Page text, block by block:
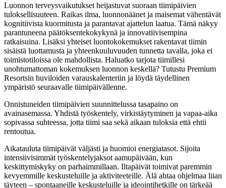
Luonnon terveysvaikutukset heijastuvat suoraan tiimipäivien
tuloksellisuuteen. Raikas ilma, luonnonäänet ja maisemat vähentävät
kognitiivista kuormitusta ja parantavat ajattelun laatua. Tämä näkyy
parantuneena päätöksentekokykynä ja innovatiivisempina
ratkaisuina. Lisäksi yhteiset luontokokemukset rakentavat tiimin
sisäistä luottamusta ja yhteenkuuluvuuden tunnetta tavalla, joka ei
toimistotiloissa ole mahdollista. Haluatko tarjota tiimillesi
unohtumattoman kokemuksen luonnon keskellä? Tutustu Premium
Resortsin huviloiden varauskalenteriin ja löydä täydellinen
ympäristö seuraavalle tiimipäivällenne.
Onnistuneiden tiimipäivien suunnittelussa tasapaino on
avainasemassa. Yhdistä työskentely, virkistäytyminen ja vapaa-aika
sopivassa suhteessa, jotta tiimi saa sekä aikaan tuloksia että ehtii
rentoutua.
Aikatauluta tiimipäivät väljästi ja huomioi energiatasot. Sijoita
intensiivisimmät työskentelyjaksot aamupäivään, kun
keskittymiskyky on parhaimmillaan. Iltapäivät toimivat paremmin
kevyemmille keskusteluille ja aktiviteeteille. Älä ahtaa ohjelmaa liian
täyteen – spontaaneille keskusteluille ja ideointihetkille on tärkeää